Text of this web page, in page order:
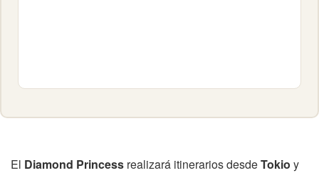
El Diamond Princess realizará itinerarios desdeTokio y